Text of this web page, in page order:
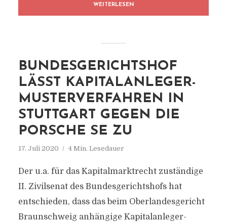
WEITERLESEN
BUNDESGERICHTSHOF
LÄSST KAPITALANLEGER-
MUSTERVERFAHREN IN
STUTTGART GEGEN DIE
PORSCHE SE ZU
17. Juli 2020 4 Min. Lesedauer
Der u.a. für das Kapitalmarktrecht zuständige
II. Zivilsenat des Bundesgerichtshofs hat
entschieden, dass das beim Oberlandesgericht
Braunschweig anhängige Kapitalanleger-